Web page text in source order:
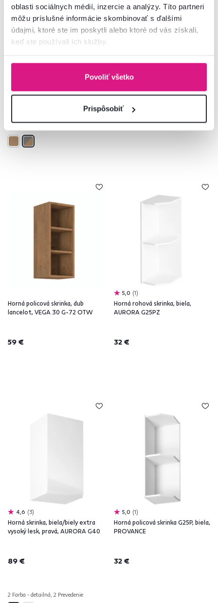
oblasti sociálnych médií, inzercie a analýzy. Títo partneri
môžu príslušné informácie skombinovať s ďalšími
údajmi, ktoré ste im poskytli alebo ktoré od vás získali,
keď ste používali ich služby.
Povoliť všetko
Prispôsobiť
5,0 1
mat, univerzálna, LANGEN G60
95 €
lancelot, VEGA 15 G-72 OTW
59 €
Horná policová skrinka, dub
lancelot, VEGA 30 G-72 OTW
59 €
5,0 1
Horná rohová skrinka, biela,
AURORA G25PZ
32 €
4,6 3
Horná skrinka, biela/biely extra
vysoký lesk, pravá, AURORA G40
89 €
2 Farba - detailná, 2 Prevedenie
5,0 1
Horná policová skrinka G25P, biela,
PROVANCE
32 €